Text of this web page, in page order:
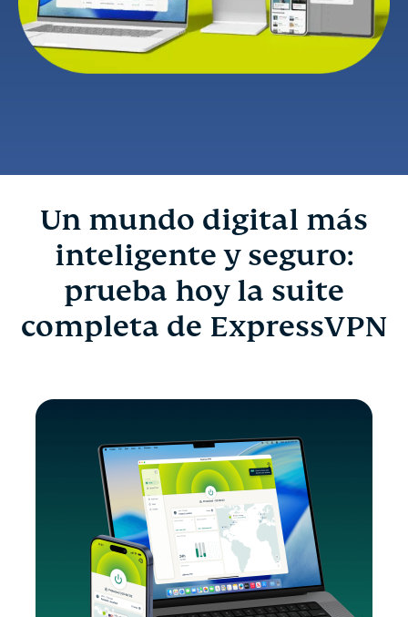
Un mundo digital más
inteligente y seguro:
prueba hoy la suite
completa de ExpressVPN